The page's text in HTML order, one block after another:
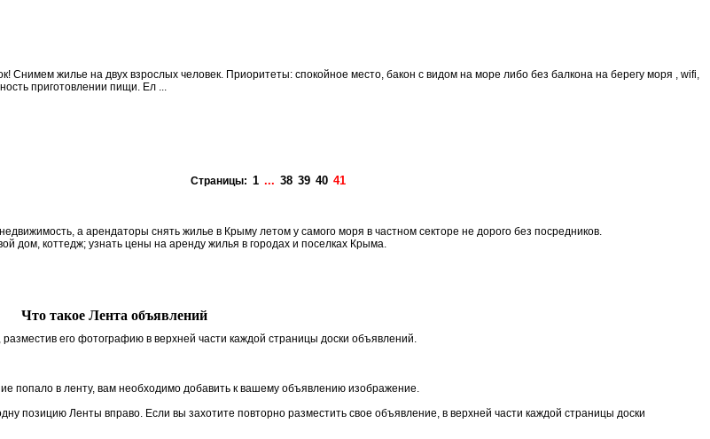
Снимем жилье на двух взрослых человек. Приоритеты: спокойное место, бакон с видом на море либо без балкона на берегу моря , wifi,
приготовлении пищи. Ел ...
Страницы: 1 ... 38 39 40 41
а арендаторы снять жилье в Крыму летом у самого моря в частном секторе не дорого без посредников.
дом, коттедж; узнать цены на аренду жилья в городах и поселках Крыма.
Что такое Лента объявлений
его фотографию в верхней части каждой страницы доски объявлений.
в ленту, вам необходимо добавить к вашему объявлению изображение.
позицию Ленты вправо. Если вы захотите повторно разместить свое объявление, в верхней части каждой страницы доски